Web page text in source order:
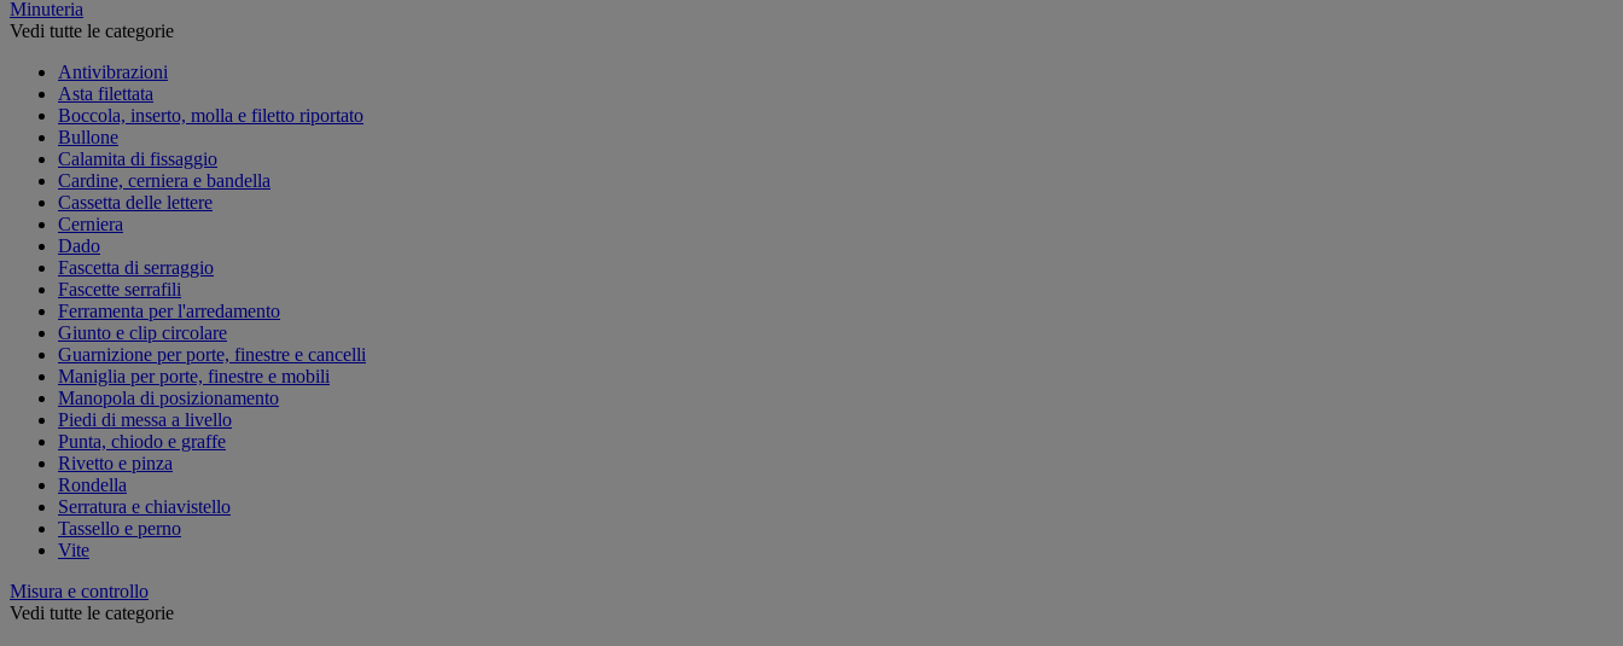
Minuteria
Vedi tutte le categorie
Antivibrazioni
Asta filettata
Boccola, inserto, molla e filetto riportato
Bullone
Calamita di fissaggio
Cardine, cerniera e bandella
Cassetta delle lettere
Cerniera
Dado
Fascetta di serraggio
Fascette serrafili
Ferramenta per l'arredamento
Giunto e clip circolare
Guarnizione per porte, finestre e cancelli
Maniglia per porte, finestre e mobili
Manopola di posizionamento
Piedi di messa a livello
Punta, chiodo e graffe
Rivetto e pinza
Rondella
Serratura e chiavistello
Tassello e perno
Vite
Misura e controllo
Vedi tutte le categorie